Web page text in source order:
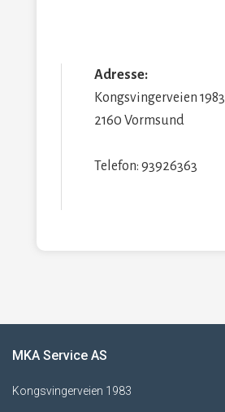
Adresse:
Kongsvingerveien 1983
2160 Vormsund
Telefon: 93926363
MKA Service AS
Kongsvingerveien 1983